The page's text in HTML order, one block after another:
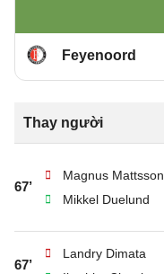
Feyenoord
Thay người
67’
Magnus Mattsson
Mikkel Duelund
67’
Landry Dimata